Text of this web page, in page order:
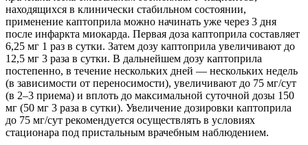
находящихся в клинически стабильном состоянии,
применение каптоприла можно начинать уже через 3 дня
после инфаркта миокарда. Первая доза каптоприла составляет
6,25 мг 1 раз в сутки. Затем дозу каптоприла увеличивают до
12,5 мг 3 раза в сутки. В дальнейшем дозу каптоприла
постепенно, в течение нескольких дней — нескольких недель
(в зависимости от переносимости), увеличивают до 75 мг/сут
(в 2–3 приема) и вплоть до максимальной суточной дозы 150
мг (50 мг 3 раза в сутки). Увеличение дозировки каптоприла
до 75 мг/сут рекомендуется осуществлять в условиях
стационара под пристальным врачебным наблюдением.